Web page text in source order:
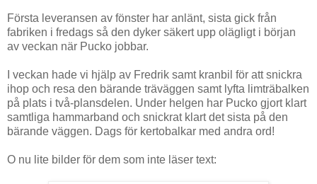
Första leveransen av fönster har anlänt, sista gick från
fabriken i fredags så den dyker säkert upp olägligt i början
av veckan när Pucko jobbar.
I veckan hade vi hjälp av Fredrik samt kranbil för att snickra
ihop och resa den bärande träväggen samt lyfta limträbalken
på plats i två-plansdelen. Under helgen har Pucko gjort klart
samtliga hammarband och snickrat klart det sista på den
bärande väggen. Dags för kertobalkar med andra ord!
O nu lite bilder för dem som inte läser text: